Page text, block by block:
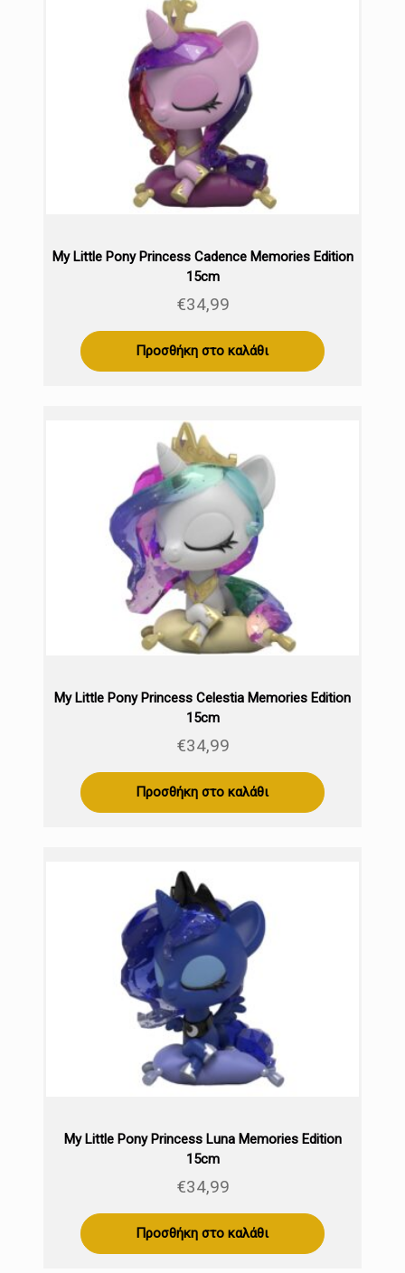
My Little Pony Princess Cadence Memories Edition
15cm
€34,99
Προσθήκη στο καλάθι
My Little Pony Princess Celestia Memories Edition
15cm
€34,99
Προσθήκη στο καλάθι
My Little Pony Princess Luna Memories Edition
15cm
€34,99
Προσθήκη στο καλάθι